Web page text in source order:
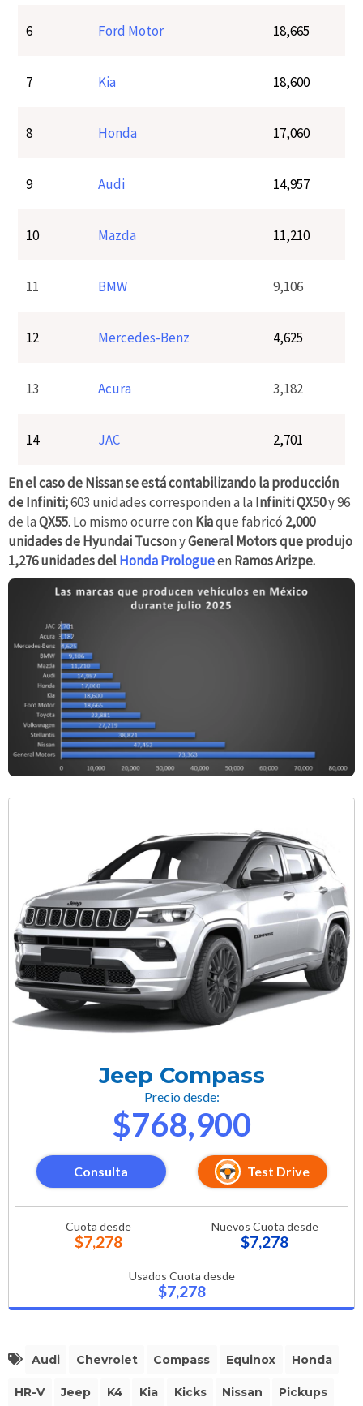
6 Ford Motor 18,665
7 Kia 18,600
8 Honda 17,060
9 Audi 14,957
10 Mazda 11,210
11 BMW 9,106
12 Mercedes-Benz 4,625
13 Acura 3,182
14 JAC 2,701
En el caso de Nissan se está contabilizando la producción
de Infiniti;603 unidades corresponden a la Infiniti QX50y 96
de laQX55. Lo mismo ocurre con Kiaque fabricó 2,000
unidades de Hyundai Tucson yGeneral Motors que produjo
1,276 unidades delHonda Prologueen Ramos Arizpe.
Jeep Compass
Precio desde:
$768,900
Consulta Test Drive
Cuota desde
$7,278
Nuevos Cuota desde
$7,278
Usados Cuota desde
$7,278
Audi Chevrolet Compass Equinox Honda
HR-V Jeep K4 Kia Kicks Nissan Pickups